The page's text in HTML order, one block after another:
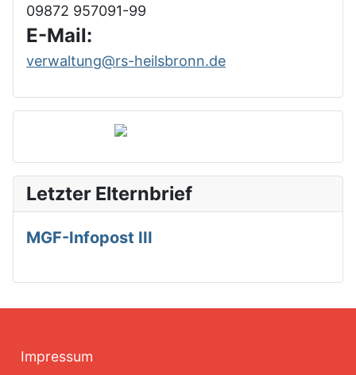
09872 957091-99
E-Mail:
verwaltung@rs-heilsbronn.de
Letzter Elternbrief
MGF-Infopost III
Impressum